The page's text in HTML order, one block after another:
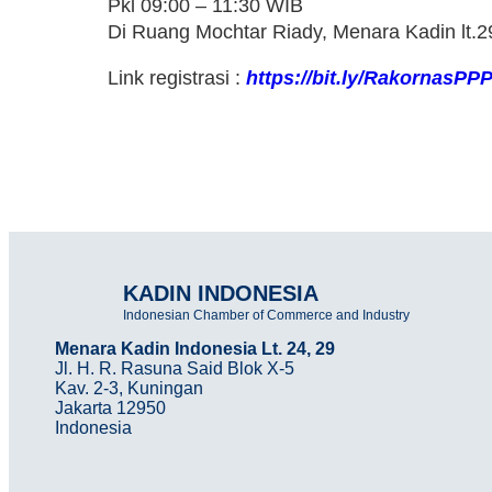
Pkl 09:00 – 11:30 WIB
Di Ruang Mochtar Riady, Menara Kadin
Link registrasi : https://bit.ly/RakornasPPP
KADIN INDONESIA
Indonesian Chamber of Commerce and Industry
Menara Kadin Indonesia Lt. 24, 29
Jl. H. R. Rasuna Said Blok X-5
Kav. 2-3, Kuningan
Jakarta 12950
Indonesia